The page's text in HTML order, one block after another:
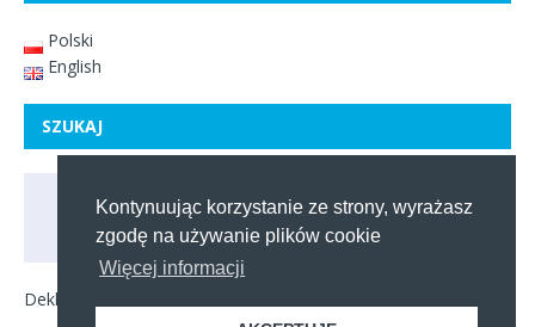
Polski
English
SZUKAJ
Deklaracja dostępności
Kontynuując korzystanie ze strony, wyrażasz
zgodę na używanie plików cookie
Więcej informacji